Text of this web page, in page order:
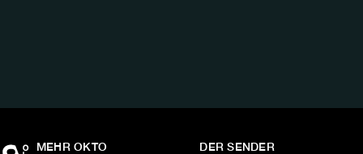
MEHR OKTO DER SENDER